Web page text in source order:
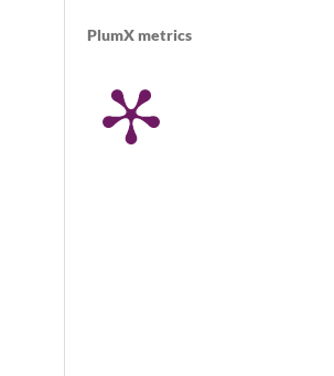
PlumX metrics